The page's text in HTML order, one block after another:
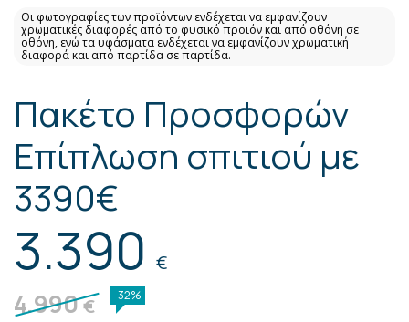
Οι φωτογραφίες των προϊόντων ενδέχεται να εμφανίζουν
χρωματικές διαφορές από το φυσικό προϊόν και από οθόνη σε
οθόνη, ενώ τα υφάσματα ενδέχεται να εμφανίζουν χρωματική
διαφορά και από παρτίδα σε παρτίδα.
Πακέτο Προσφορών
Επίπλωση σπιτιού με
3390€
3.390 €
4.990€ -32%